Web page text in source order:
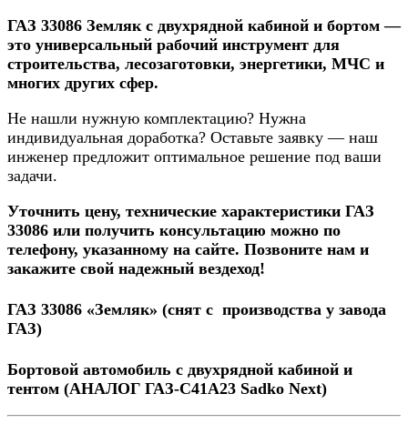
ГАЗ 33086 Земляк с двухрядной кабиной и бортом —
это универсальный рабочий инструмент для
строительства, лесозаготовки, энергетики, МЧС и
многих других сфер.
Не нашли нужную комплектацию? Нужна
индивидуальная доработка? Оставьте заявку — наш
инженер предложит оптимальное решение под ваши
задачи.
Уточнить цену, технические характеристики ГАЗ
33086 или получить консультацию можно по
телефону, указанному на сайте. Позвоните нам и
закажите свой надежный вездеход!
ГАЗ 33086 «Земляк» (снят с производства у завода
ГАЗ)
Бортовой автомобиль с двухрядной кабиной и
тентом (АНАЛОГ ГАЗ-С41А23 Sadko Next)